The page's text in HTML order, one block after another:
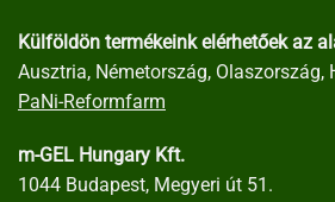
Külföldön termékeink elérhetőek az
Ausztria, Németország, Olaszország,
PaNi-Reformfarm
m-GEL Hungary Kft.
1044 Budapest, Megyeri út 51.